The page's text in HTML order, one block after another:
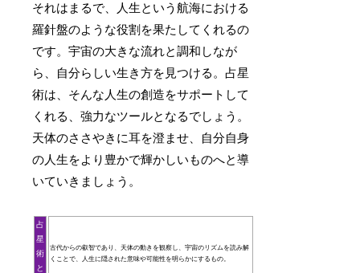
それはまるで、人生という航海における
羅針盤のような役割を果たしてくれるの
です。宇宙の大きな流れと調和しなが
ら、自分らしい生き方を見つける。占星
術は、そんな人生の創造をサポートして
くれる、強力なツールとなるでしょう。
天体のささやきに耳を澄ませ、自分自身
の人生をより豊かで輝かしいものへと導
いていきましょう。
占
星
術
と
古代からの叡智であり、天体の動きを観察し、宇宙のリズムを読み解
くことで、人生に隠された意味や可能性を明らかにするもの。